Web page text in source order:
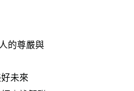
的尊嚴與
未來